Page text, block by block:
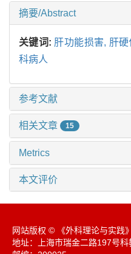
摘要/Abstract
关键词: 肝功能损害, 肝硬
科病人
参考文献
相关文章 15
Metrics
本文评价
网站版权 © 《外科理论与实践
地址：上海市瑞金二路197号